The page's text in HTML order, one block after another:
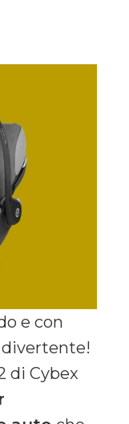
e con
divertente!
di Cybex